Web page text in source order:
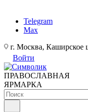
Telegram
Max
г. Москва, Каширское
Войти
ПРАВОСЛАВНАЯ
ЯРМАРКА